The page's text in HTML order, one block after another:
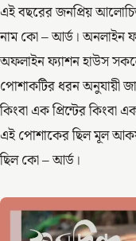
এই বছরের জনপ্রিয়
নাম কো – আর্ড। অনলাইন
অফলাইন ফ্যাশন হাউস
পোশাকটির ধরন অনুযায়ী
কিংবা এক প্রিন্টের কিংবা
এই পোশাকের ছিল মূল
ছিল কো – আর্ড।